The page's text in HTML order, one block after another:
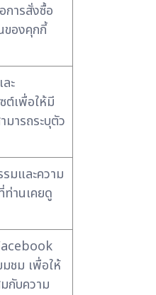
การสั่งซื้อ
ของคุกกี้
ะ
ต์เพื่อให้มี
ารถระบุตัว
มและความ
ท่านเคยดู
ชม เพื่อให้
กับความ